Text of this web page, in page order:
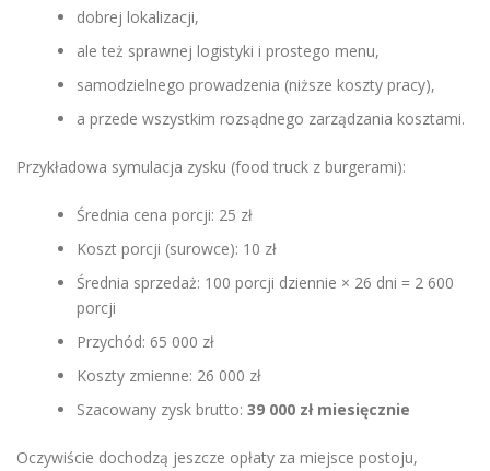
dobrej lokalizacji,
ale też sprawnej logistyki i prostego menu,
samodzielnego prowadzenia (niższe koszty pracy),
a przede wszystkim rozsądnego zarządzania kosztami.
Przykładowa symulacja zysku (food truck z burgerami):
Średnia cena porcji: 25 zł
Koszt porcji (surowce): 10 zł
Średnia sprzedaż: 100 porcji dziennie × 26 dni = 2 600
porcji
Przychód: 65 000 zł
Koszty zmienne: 26 000 zł
Szacowany zysk brutto: 39 000 zł miesięcznie
Oczywiście dochodzą jeszcze opłaty za miejsce postoju,